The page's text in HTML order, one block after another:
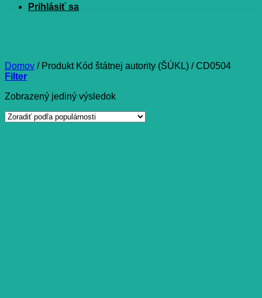
Domov /Produkt Kód štátnej autority (ŠÚKL) /CD0504
Filter
Zobrazený jediný výsledok